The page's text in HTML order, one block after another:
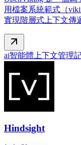
用檔案系統範式（
實現階層式上下文傳
ai智能體 上下文管理
Hindsight